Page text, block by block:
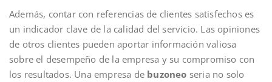
Además, contar con referencias de clientes satisfechos es
un indicador clave de la calidad del servicio. Las opiniones
de otros clientes pueden aportar información valiosa
sobre el desempeño de la empresa y su compromiso con
los resultados. Una empresa de buzoneo seria no solo